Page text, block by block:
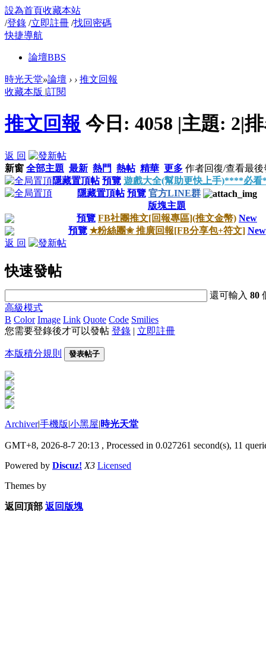
設為首頁收藏本站
/登錄 /立即註冊 /找回密碼
快捷導航
論壇BBS
時光天堂»論壇 › › 推文回報
收藏本版 |訂閱
推文回報 今日: 4058 |主題: 2|
返 回
新窗 全部主題 最新 熱門 熱帖 精華 更多 作者回復/查看最後
隱藏置頂帖 預覽 遊戲大全(幫助更快上手)****必
隱藏置頂帖 預覽 官方LINE群
版塊主題
預覽 FB社團推文[回報專區](推文金幣) New
預覽 ✭粉絲團✬ 推廣回報[FB分享包+符文] New
返 回
快速發帖
還可輸入80
高級模式
B Color Image Link Quote Code Smilies
您需要登錄後才可以發帖 登錄 | 立即註冊
本版積分規則 發表帖子
Archiver|手機版|小黑屋|時光天堂
GMT+8, 2026-8-7 20:13 , Processed in 0.027261 second(s), 11
Powered by Discuz! X3 Licensed
Themes by
返回頂部 返回版塊